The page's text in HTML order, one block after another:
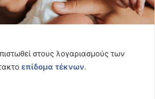
στους λογαριασμούς των
επίδομα τέκνων.